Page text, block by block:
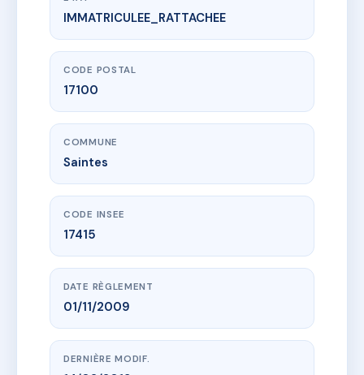
www.vme.plus/AE7530389
HUGO - GAILLARD
1 rle de l'arche gaillard
IMMATRICULEE_RATTACHEE
CODE POSTAL
17100
COMMUNE
Saintes
CODE INSEE
17415
DATE RÈGLEMENT
01/11/2009
DERNIÈRE MODIF.